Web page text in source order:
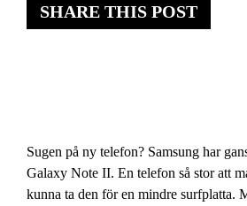
SHARE THIS POST
Sugen på ny telefon? Samsung har
Galaxy Note II. En telefon så stor att
kunna ta den för en mindre surfplatta.